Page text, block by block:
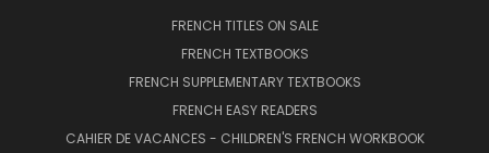
FRENCH TITLES ON SALE
FRENCH TEXTBOOKS
FRENCH SUPPLEMENTARY TEXTBOOKS
FRENCH EASY READERS
CAHIER DE VACANCES - CHILDREN'S FRENCH WORKBOOK